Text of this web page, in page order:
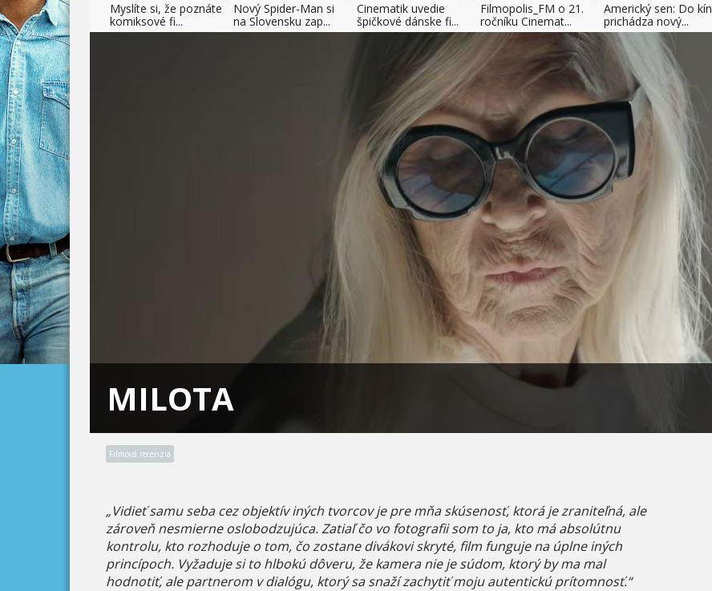
Myslíte si, že poznáte
komiksové fi...
Nový Spider-Man si
na Slovensku zap...
Cinematik uvedie
špičkové dánske fi...
Filmopolis_FM o 21.
ročníku Cinemat...
Americký sen: Do kín
prichádza nový...
MILOTA
Filmová recenzia
„Vidieť samu seba cez objektív iných tvorcov je pre mňa skúsenosť, ktorá je zraniteľná, ale
zároveň nesmierne oslobodzujúca. Zatiaľ čo vo fotografii som to ja, kto má absolútnu
kontrolu, kto rozhoduje o tom, čo zostane divákovi skryté, film funguje na úplne iných
princípoch. Vyžaduje si to hlbokú dôveru, že kamera nie je súdom, ktorý by ma mal
hodnotiť, ale partnerom v dialógu, ktorý sa snaží zachytiť moju autentickú prítomnosť.“